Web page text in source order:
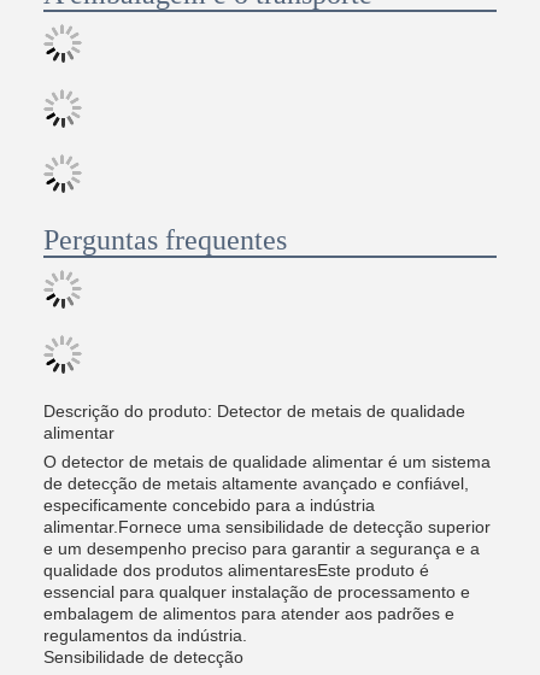
Perguntas frequentes
Descrição do produto: Detector de metais de qualidade
alimentar
O detector de metais de qualidade alimentar é um sistema
de detecção de metais altamente avançado e confiável,
especificamente concebido para a indústria
alimentar.Fornece uma sensibilidade de detecção superior
e um desempenho preciso para garantir a segurança e a
qualidade dos produtos alimentaresEste produto é
essencial para qualquer instalação de processamento e
embalagem de alimentos para atender aos padrões e
regulamentos da indústria.
Sensibilidade de detecção